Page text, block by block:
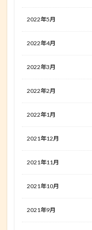
2022年5月
2022年4月
2022年3月
2022年2月
2022年1月
2021年12月
2021年11月
2021年10月
2021年9月